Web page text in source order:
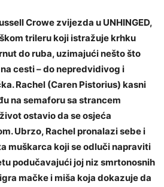
Crowe zvijezda u UNHINGED,
trileru koji istražuje krhku
do ruba, uzimajući nešto što
cesti – do nepredvidivog i
Rachel (Caren Pistorius) kasni
na semaforu sa strancem
ostavio da se osjeća
Ubrzo, Rachel pronalazi sebe i
muškarca koji se odluči napraviti
podučavajući joj niz smrtonosnih
mačke i miša koja dokazuje da